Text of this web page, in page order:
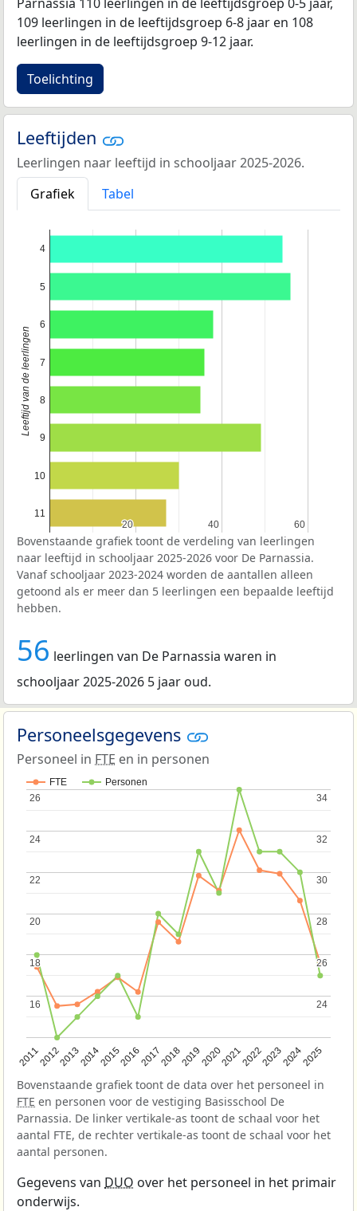
109 leerlingen in de leeftijdsgroep 6-8 jaar en 108
leerlingen in de leeftijdsgroep 9-12 jaar.
Toelichting
Leeftijden
Leerlingen naar leeftijd in schooljaar 2025-2026.
Grafiek
Tabel
20
20 40
40 60
60
4
5
6
7
8
9
10
11
Leeftijd van de leerlingen
Bovenstaande grafiek toont de verdeling van leerlingen
naar leeftijd in schooljaar 2025-2026 voor De Parnassia.
Vanaf schooljaar 2023-2024 worden de aantallen alleen
getoond als er meer dan 5 leerlingen een bepaalde leeftijd
hebben.
56 leerlingen van De Parnassia waren in
schooljaar 2025-2026 5 jaar oud.
Personeelsgegevens
Personeel in FTE en in personen
FTE Personen
201120122013201420152016201720182019202020212022202320242025
16
16
18
18
20
20
22
22
24
24
26
26
24
24
26
26
28
28
30
30
32
32
34
34
Bovenstaande grafiek toont de data over het personeel in
FTE en personen voor de vestiging Basisschool De
Parnassia. De linker vertikale-as toont de schaal voor het
aantal FTE, de rechter vertikale-as toont de schaal voor het
aantal personen.
Gegevens van DUO over het personeel in het primair
onderwijs.